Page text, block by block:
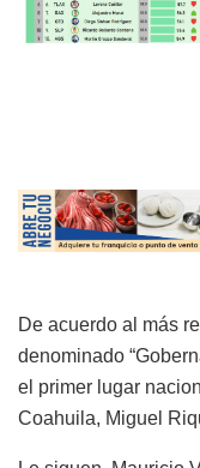
De acuerdo al más
denominado
el primer lugar
Coahuila, Miguel